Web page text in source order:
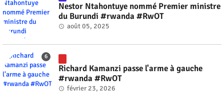
Nestor Ntahontuye nommé Premier ministre
du Burundi #rwanda #RwOT
août 05, 2025
Richard Kamanzi passe l'arme à gauche
#rwanda #RwOT
février 23, 2026